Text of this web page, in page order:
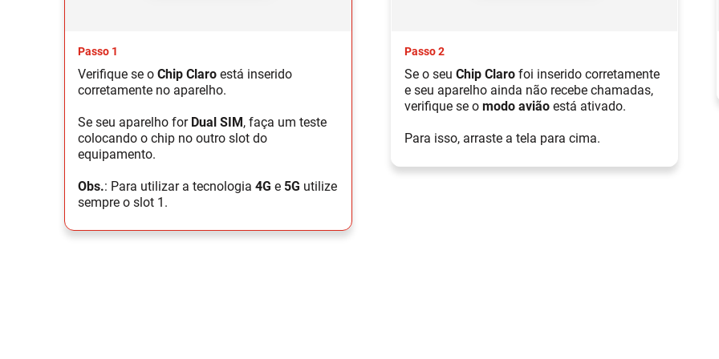
Passo 1
Verifique se o Chip Claro está inserido
corretamente no aparelho.
Se seu aparelho for Dual SIM, faça um teste
colocando o chip no outro slot do
equipamento.
Obs.: Para utilizar a tecnologia 4G e 5G utilize
sempre o slot 1.
Passo 2
Se o seu Chip Clarofoi inserido corretamente
e seu aparelho ainda não recebe chamadas,
verifique se o modo aviãoestá ativado.
Para isso, arraste a tela para cima.